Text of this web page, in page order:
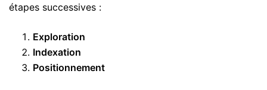
étapes successives :
Exploration
Indexation
Positionnement